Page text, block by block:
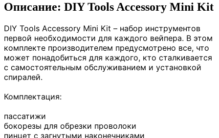
Описание: DIY Tools Accessory Mini Kit
DIY Tools Accessory Mini Kit – набор инструментов
первой необходимости для каждого вейпера. В этом
комплекте производителем предусмотрено все, что
может понадобиться для каждого, кто сталкивается
с самостоятельным обслуживанием и установкой
спиралей.
Комплектация:
пассатижи
бокорезы для обрезки проволоки
пинцет с загнутыми наконечниками